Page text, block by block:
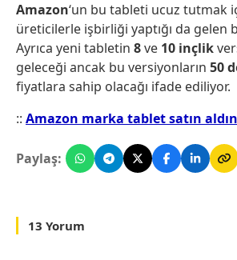
Amazon‘un bu tableti ucuz tutmak
üreticilerle işbirliği yaptığı da gelen
Ayrıca yeni tabletin 8ve 10 inçlik
geleceği ancak bu versiyonların 50
fiyatlara sahip olacağı ifade ediliyor.
:: Amazon marka tablet satın
Paylaş:
13 Yorum